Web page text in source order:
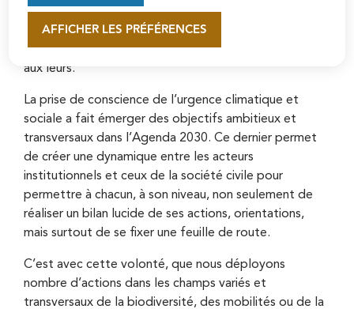
AFFICHER LES PRÉFÉRENCES
Fondation du patrimoine.
En savoir plus
Le développement durable est un développement qui
répond aux besoins présents sans compromettre pour
autant la capacité des générations futures à répondre
aux leurs.
La prise de conscience de l’urgence climatique et
sociale a fait émerger des objectifs ambitieux et
transversaux dans l’Agenda 2030. Ce dernier permet
de créer une dynamique entre les acteurs
institutionnels et ceux de la société civile pour
permettre à chacun, à son niveau, non seulement de
réaliser un bilan lucide de ses actions, orientations,
mais surtout de se fixer une feuille de route.
C’est avec cette volonté, que nous déployons
nombre d’actions dans les champs variés et
transversaux de la biodiversité, des mobilités ou de la